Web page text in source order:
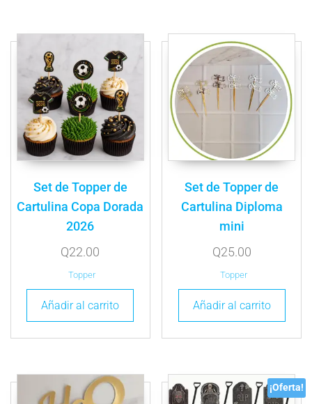
Set de Topper de
Cartulina Copa Dorada
2026
Q22.00
Topper
Añadir al carrito
Set de Topper de
Cartulina Diploma
mini
Q25.00
Topper
Añadir al carrito
¡Oferta!